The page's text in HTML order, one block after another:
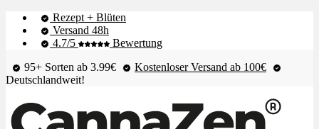
Rezept + Blüten
Versand 48h
4.7/5
Bewertung
95+ Sorten ab 3.99€
Kostenloser Versand ab 100€
Deutschlandweit!